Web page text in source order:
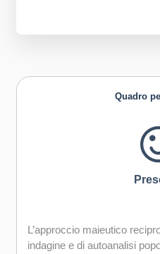
Quadro
L’approccio maieutico
indagine e di autoanalisi